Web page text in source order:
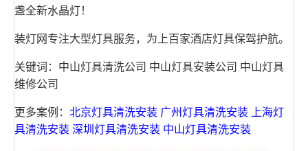
盏全新水晶灯！
装灯网专注大型灯具服务，为上百家酒店灯具保驾护航。
关键词：中山灯具清洗公司 中山灯具安装公司 中山灯具
维修公司
更多案例： 北京灯具清洗安装 广州灯具清洗安装 上海灯
具清洗安装深圳灯具清洗安装 中山灯具清洗安装